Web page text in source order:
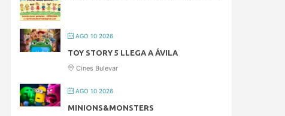
AGO 10 2026
TOY STORY 5 LLEGA A ÁVILA
Cines Bulevar
AGO 10 2026
MINIONS&MONSTERS